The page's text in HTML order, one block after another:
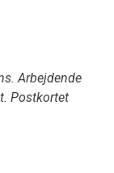
Arbejdende
Postkortet